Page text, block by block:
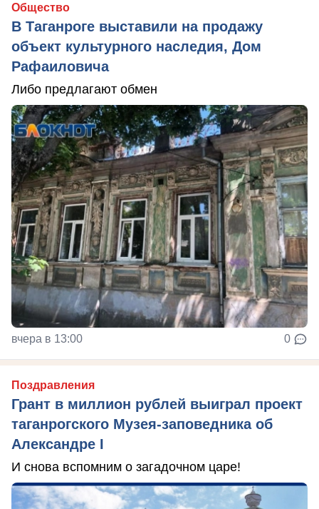
Общество
В Таганроге выставили на продажу
объект культурного наследия, Дом
Рафаиловича
Либо предлагают обмен
вчера в 13:00 0
Поздравления
Грант в миллион рублей выиграл проект
таганрогского Музея-заповедника об
Александре I
И снова вспомним о загадочном царе!